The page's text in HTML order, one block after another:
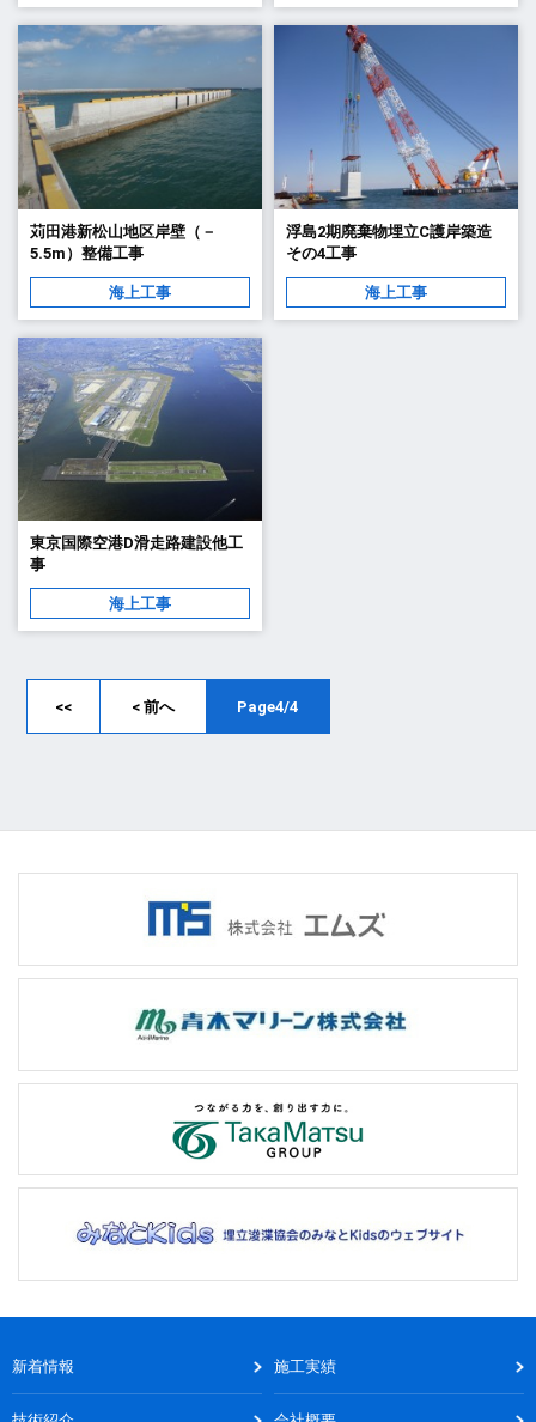
苅田港新松山地区岸壁（－
5.5m）整備工事
海上工事
浮島2期廃棄物埋立C護岸築造
その4工事
海上工事
東京国際空港D滑走路建設他工
事
海上工事
Page4/4
<< < 前へ
新着情報 施工実績